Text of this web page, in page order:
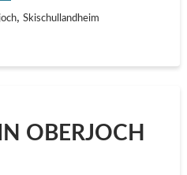
, Skischullandheim
OBERJOCH ❄